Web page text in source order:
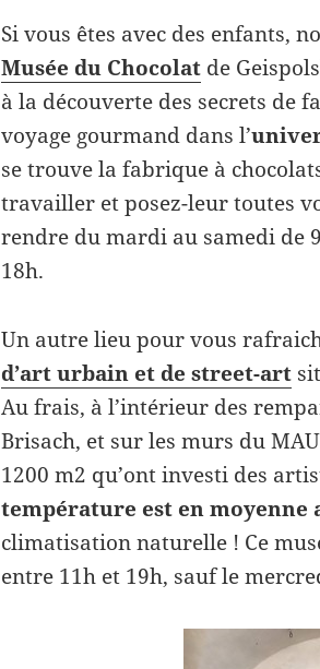
Si vous êtes avec des enfants,
Musée du Chocolat de
à la découverte des secrets de
voyage gourmand dans l’
se trouve la fabrique à
travailler et posez-leur toutes
rendre du mardi au samedi de
18h.
Un autre lieu pour vous
d’art urbain et de street-art
Au frais, à l’intérieur des
Brisach, et sur les murs du
1200 m2 qu’ont investi des
température est en moyenne
climatisation naturelle ! Ce
entre 11h et 19h, sauf le